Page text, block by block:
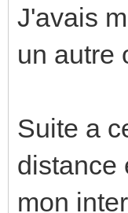
J'avais
un autre
Suite a
distance
mon